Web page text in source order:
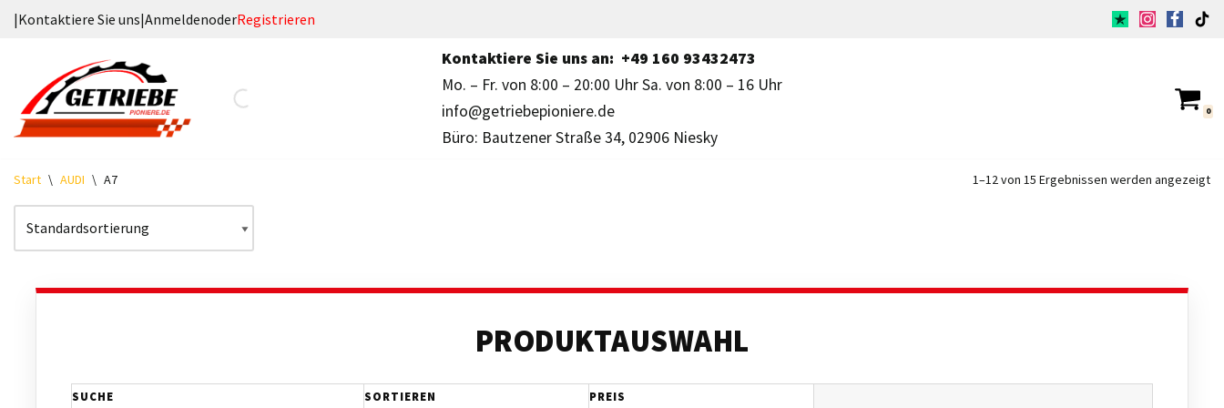
springen
|Kontaktiere Sie uns|AnmeldenoderRegistrieren
Kontaktiere Sie uns an: +49 160 93432473
Mo. – Fr. von 8:00 – 20:00 Uhr Sa. von 8:00 – 16 Uhr
info@getriebepioniere.de
Büro: Bautzener Straße 34, 02906 Niesky
0
Start \ AUDI \ A7 1–12 von 15 Ergebnissen werden angezeigt
PRODUKTAUSWAHL
SUCHE SORTIEREN PREIS